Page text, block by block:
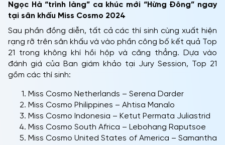
Ngọc Hà “trình làng” ca khúc mới “Hừng Đông” ngay
tại sân khấu Miss Cosmo 2024
Sau phần đồng diễn, tất cả các thí sinh cùng xuất hiện
rạng rỡ trên sân khấu và vào phần công bố kết quả Top
21 trong không khí hồi hộp và căng thẳng. Dựa vào
đánh giá của Ban giám khảo tại Jury Session, Top 21
gồm các thí sinh:
Miss Cosmo Netherlands – Serena Darder
Miss Cosmo Philippines – Ahtisa Manalo
Miss Cosmo Indonesia – Ketut Permata Juliastrid
Miss Cosmo South Africa – Lebohang Raputsoe
Miss Cosmo United States of America – Samantha